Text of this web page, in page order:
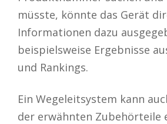
müsste, könnte das Gerät
Informationen dazu
beispielsweise Ergebnisse
und Rankings.
Ein Wegeleitsystem kann
der erwähnten Zubehörteile